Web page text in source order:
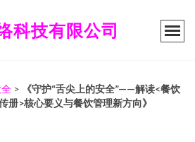
科技有限公司
>
《守护“舌尖上的安全”——解读<餐饮
册>核心要义与餐饮管理新方向》